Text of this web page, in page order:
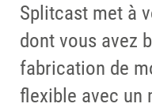
Splitcast met à
dont vous avez
fabrication de
flexible avec un